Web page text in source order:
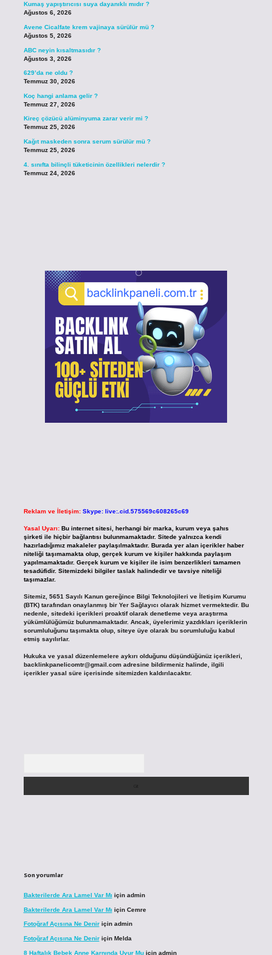
Kumaş yapıştırıcısı suya dayanıklı mıdır ?
Ağustos 6, 2026
Avene Cicalfate krem vajinaya sürülür mü ?
Ağustos 5, 2026
ABC neyin kısaltmasıdır ?
Ağustos 3, 2026
629’da ne oldu ?
Temmuz 30, 2026
Koç hangi anlama gelir ?
Temmuz 27, 2026
Kireç çözücü alüminyuma zarar verir mi ?
Temmuz 25, 2026
Kağıt maskeden sonra serum sürülür mü ?
Temmuz 25, 2026
4. sınıfta bilinçli tüketicinin özellikleri nelerdir ?
Temmuz 24, 2026
Reklam ve İletişim: Skype: live:.cid.575569c608265c69
Yasal Uyarı: Bu internet sitesi, herhangi bir marka, kurum veya şahıs
şirketi ile hiçbir bağlantısı bulunmamaktadır. Sitede yalnızca kendi
hazırladığımız makaleler paylaşılmaktadır. Burada yer alan içerikler haber
niteliği taşımamakta olup, gerçek kurum ve kişiler hakkında paylaşım
yapılmamaktadır. Gerçek kurum ve kişiler ile isim benzerlikleri tamamen
tesadüfidir. Sitemizdeki bilgiler taslak halindedir ve tavsiye niteliği
taşımazlar.
Sitemiz, 5651 Sayılı Kanun gereğince Bilgi Teknolojileri ve İletişim Kurumu
(BTK) tarafından onaylanmış bir Yer Sağlayıcı olarak hizmet vermektedir. Bu
nedenle, sitedeki içerikleri proaktif olarak denetleme veya araştırma
yükümlülüğümüz bulunmamaktadır. Ancak, üyelerimiz yazdıkları içeriklerin
sorumluluğunu taşımakta olup, siteye üye olarak bu sorumluluğu kabul
etmiş sayılırlar.
Hukuka ve yasal düzenlemelere aykırı olduğunu düşündüğünüz içerikleri,
backlinkpanelicomtr@gmail.comadresine bildirmeniz halinde, ilgili
içerikler yasal süre içerisinde sitemizden kaldırılacaktır.
Son yorumlar
Bakterilerde Ara Lamel Var Mı için admin
Bakterilerde Ara Lamel Var Mı için Cemre
Fotoğraf Açısına Ne Deniriçin admin
Fotoğraf Açısına Ne Deniriçin Melda
8 Haftalık Bebek Anne Karnında Uyur Muiçin admin